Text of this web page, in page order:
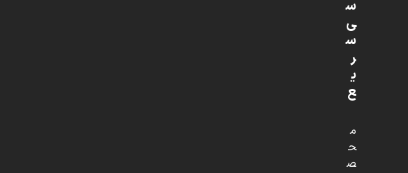
س
ی
س
ر
ی
ع
م
ح
ص